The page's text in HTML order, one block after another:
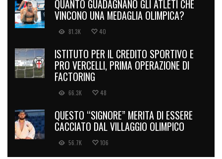
QUANTO GUADAGNANO GLI ATLETI CHE
VINCONO UNA MEDAGLIA OLIMPICA?
81.3K 40
ISTITUTO PER IL CREDITO SPORTIVO E
PRO VERCELLI, PRIMA OPERAZIONE DI
FACTORING
66.3K 48
QUESTO “SIGNORE” MERITA DI ESSERE
CACCIATO DAL VILLAGGIO OLIMPICO
56.7K 106